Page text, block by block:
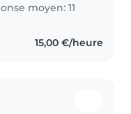
moyen: 11
15,00 €/heure